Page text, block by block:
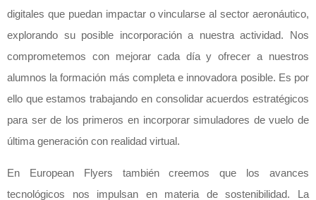
digitales que puedan impactar o vincularse al sector aeronáutico,
explorando su posible incorporación a nuestra actividad. Nos
comprometemos con mejorar cada día y ofrecer a nuestros
alumnos la formación más completa e innovadora posible. Es por
ello que estamos trabajando en consolidar acuerdos estratégicos
para ser de los primeros en incorporar simuladores de vuelo de
última generación con realidad virtual.
En European Flyers también creemos que los avances
tecnológicos nos impulsan en materia de sostenibilidad. La